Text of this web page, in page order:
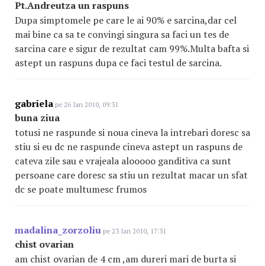
Pt.Andreutza un raspuns
Dupa simptomele pe care le ai 90% e sarcina,dar cel
mai bine ca sa te convingi singura sa faci un tes de
sarcina care e sigur de rezultat cam 99%.Multa bafta si
astept un raspuns dupa ce faci testul de sarcina.
gabriela pe 26 Ian 2010, 09:31
buna ziua
totusi ne raspunde si noua cineva la intrebari doresc sa
stiu si eu dc ne raspunde cineva astept un raspuns de
cateva zile sau e vrajeala alooooo ganditiva ca sunt
persoane care doresc sa stiu un rezultat macar un sfat
dc se poate multumesc frumos
madalina_zorzoliu pe 23 Ian 2010, 17:31
chist ovarian
am chist ovarian de 4 cm ,am dureri mari de burta si